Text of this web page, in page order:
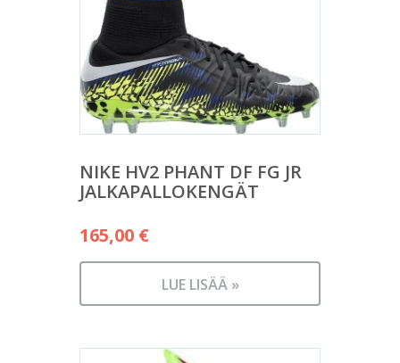
NIKE HV2 PHANT DF FG JR
JALKAPALLOKENGÄT
165,00 €
LUE LISÄÄ »